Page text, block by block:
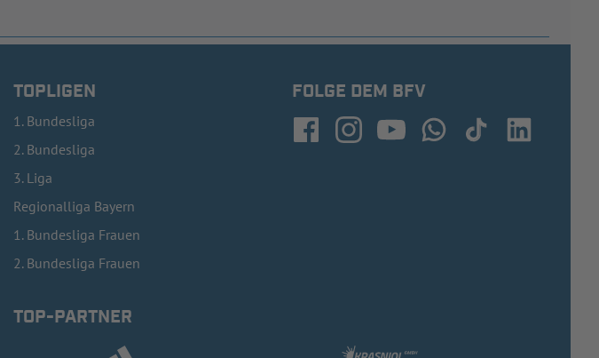
TOPLIGEN
1. Bundesliga
2. Bundesliga
3. Liga
Regionalliga Bayern
1. Bundesliga Frauen
2. Bundesliga Frauen
FOLGE DEM BFV
TOP-PARTNER